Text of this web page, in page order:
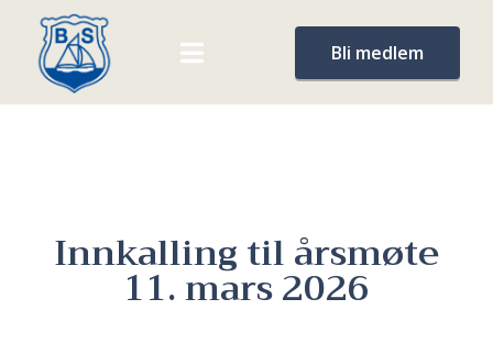
Bli medlem
Innkalling til årsmøte
11. mars 2026